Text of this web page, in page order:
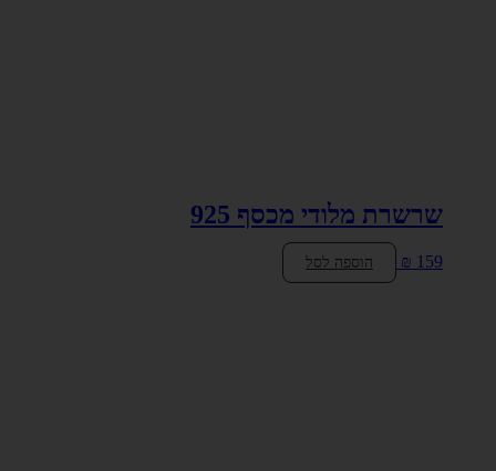
שרשרת מלודי מכסף 925
₪ 159 הוספה לסל